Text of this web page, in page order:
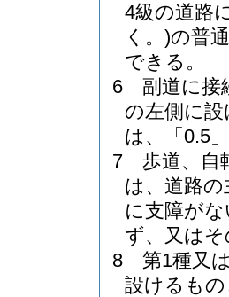
4級の道路
く。)の普
できる。
6
副道に接
の左側に
は、「0.5
7
歩道、自
は、道路
に支障が
ず、又は
8
第1種又
設けるも